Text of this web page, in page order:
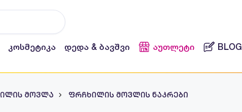
კოსმეტიკა დედა & ბავშვი აუთლეტი BLOG
მოვლა ფრჩხილის მოვლის ნაკრები